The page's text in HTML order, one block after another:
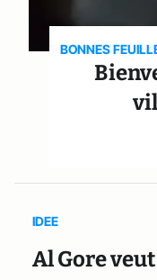
BONNES
IDEE
Al Gore